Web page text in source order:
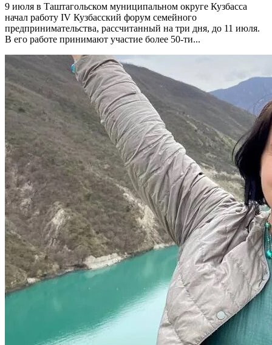
9 июля в Таштагольском муниципальном округе Кузбасса
начал работу IV Кузбасский форум семейного
предпринимательства, рассчитанный на три дня, до 11 июля.
В его работе принимают участие более 50-ти...